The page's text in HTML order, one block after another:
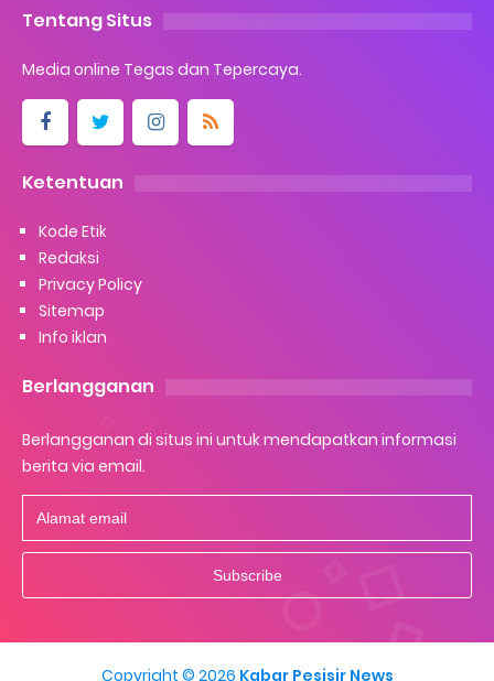
Tentang Situs
Media online Tegas dan Tepercaya.
Ketentuan
Kode Etik
Redaksi
Privacy Policy
Sitemap
Info iklan
Berlangganan
Berlangganan di situs ini untuk mendapatkan informasi
berita via email.
Copyright © 2026 Kabar Pesisir News